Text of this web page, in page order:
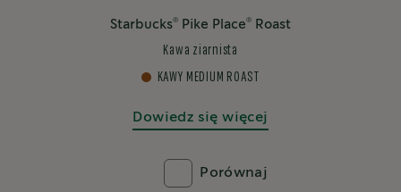
Starbucks® Pike Place® Roast
Kawa ziarnista
KAWY MEDIUM ROAST
Dowiedz się więcej
Porównaj